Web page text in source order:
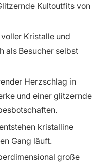
Kultoutfits von
Kristalle und
als Besucher selbst
Herzschlag in
und einer glitzernde
kristalline
Gang läuft.
große